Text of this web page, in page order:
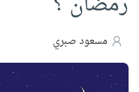
مسعود صبري